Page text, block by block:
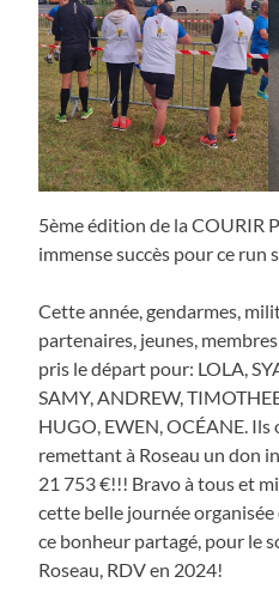
5ème édition de la COURIR
immense succès pour ce run
Cette année, gendarmes,
partenaires, jeunes,
pris le départ pour: LOLA,
SAMY, ANDREW,
HUGO, EWEN, OCÉANE.
remettant à Roseau un don
21 753 €!!! Bravo à tous et
cette belle journée
ce bonheur partagé, pour le
Roseau, RDV en 2024!